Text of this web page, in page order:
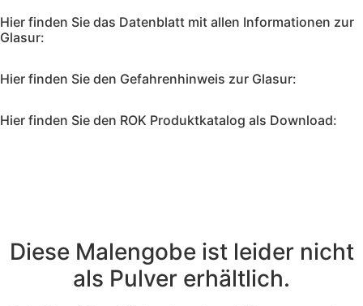
Hier finden Sie das Datenblatt mit allen Informationen zur
Glasur:
Hier finden Sie den Gefahrenhinweis zur Glasur:
Hier finden Sie den ROK Produktkatalog als Download:
Diese Malengobe ist leider nicht
als Pulver erhältlich.